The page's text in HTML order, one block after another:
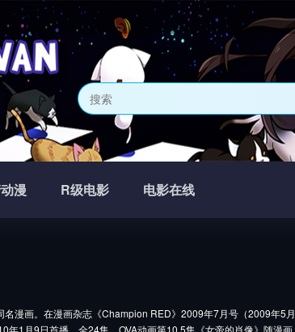
漫 R级电影 电影在线
漫画。在漫画杂志《Champion RED》2009年7月号（2009年5月
1月9日首播，全24集。OVA动画第10.5集《女帝的肖像》随漫画